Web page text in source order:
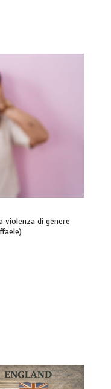
violenza di genere